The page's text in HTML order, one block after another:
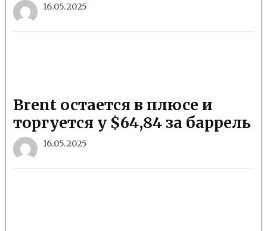
16.05.2025
Brent остается в плюсе и
торгуется у $64,84 за баррель
16.05.2025